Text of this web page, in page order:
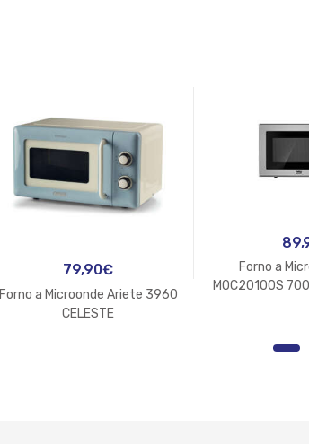
79,90€
Forno a Microonde Ariete 3960
CELESTE
Forno a
MOC20100S